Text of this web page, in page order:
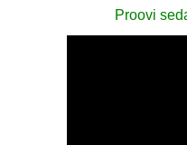
Proovi